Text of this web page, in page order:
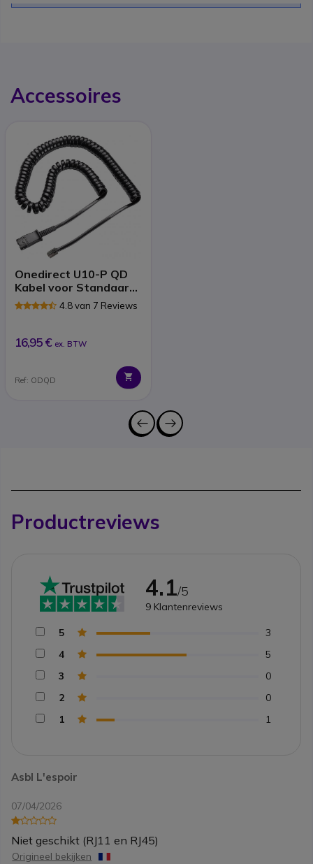
Accessoires
Onedirect U10-P QD
Kabel voor Standaard
Vaste Telefoons
4.8 van 7 Reviews
16,95 € ex. BTW
Ref: ODQD
Productreviews
Asbl L'espoir
07/04/2026
Niet geschikt (RJ11 en RJ45)
Origineel bekijken
4.1/5
9 Klantenreviews
5
3
4
5
3
0
2
0
1
1